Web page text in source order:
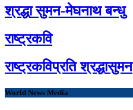
श्रद्धा सुमन-मेघनाथ बन्धु
राष्ट्रकवि
राष्ट्रकविप्रति श्रद्धासुमन
World News Media